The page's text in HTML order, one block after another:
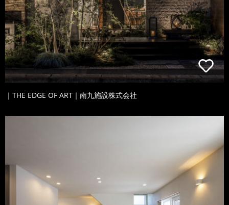
｜THE EDGE OF ART｜南九施設株式会社